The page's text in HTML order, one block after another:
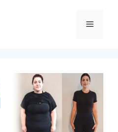
Menu